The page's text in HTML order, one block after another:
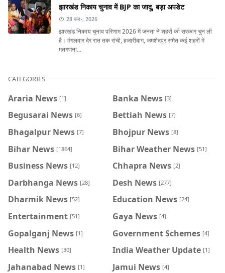
झारखंड निकाय चुनाव में BJP का जादू, बड़ा अपडेट
28 फ़र॰, 2026
झारखंड निकाय चुनाव परिणाम 2026 में जनता ने शहरों की सरकार चुन ली
है। मंगलवार देर रात तक रांची, हजारीबाग, जमशेदपुर समेत कई शहरों में
मतगणना...
CATEGORIES
Araria News [1] Banka News [3]
Begusarai News [6] Bettiah News [7]
Bhagalpur News [7] Bhojpur News [8]
Bihar News [1864] Bihar Weather News [51]
Business News [12] Chhapra News [2]
Darbhanga News [28] Desh News [277]
Dharmik News [52] Education News [24]
Entertainment [51] Gaya News [4]
Gopalganj News [1] Government Schemes [4]
Health News [30] India Weather Update [1]
Jahanabad News [1] Jamui News [4]